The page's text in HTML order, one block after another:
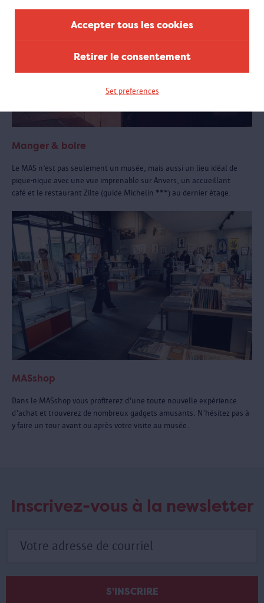
Accepter tous les cookies
Retirer le consentement
Set preferences
Manger & boire
Le MAS n’est pas seulement un musée, mais aussi un lieu idéal de
pique-nique avec une vue imprenable sur Anvers, un accueillant
café et le restaurant Zilte (guide Michelin ***) au dernier étage.
MASshop
Dans le MASshop vous profiterez d'une toute nouvelle expérience
d'achat et trouverez de nombreux gadgets amusants. N'hésitez pas à
y faire un tour avant ou après votre visite au musée.
Inscrivez-vous à la newsletter